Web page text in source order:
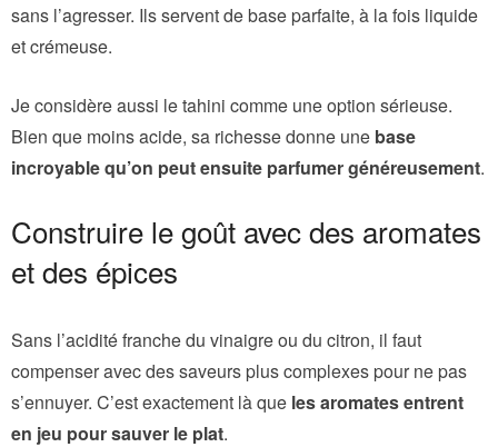
sans l’agresser. Ils servent de base parfaite, à la fois liquide
et crémeuse.
Je considère aussi le tahini comme une option sérieuse.
Bien que moins acide, sa richesse donne une base
incroyable qu’on peut ensuite parfumer généreusement.
Construire le goût avec des aromates
et des épices
Sans l’acidité franche du vinaigre ou du citron, il faut
compenser avec des saveurs plus complexes pour ne pas
s’ennuyer. C’est exactement là que les aromates entrent
en jeu pour sauver le plat.